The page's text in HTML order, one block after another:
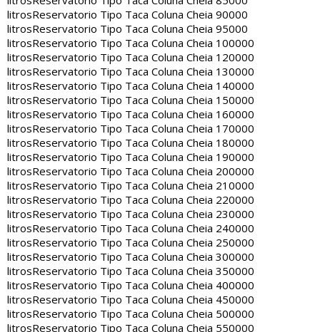
litrosReservatorio Tipo Taca Coluna Cheia 90000
litrosReservatorio Tipo Taca Coluna Cheia 95000
litrosReservatorio Tipo Taca Coluna Cheia 100000
litrosReservatorio Tipo Taca Coluna Cheia 120000
litrosReservatorio Tipo Taca Coluna Cheia 130000
litrosReservatorio Tipo Taca Coluna Cheia 140000
litrosReservatorio Tipo Taca Coluna Cheia 150000
litrosReservatorio Tipo Taca Coluna Cheia 160000
litrosReservatorio Tipo Taca Coluna Cheia 170000
litrosReservatorio Tipo Taca Coluna Cheia 180000
litrosReservatorio Tipo Taca Coluna Cheia 190000
litrosReservatorio Tipo Taca Coluna Cheia 200000
litrosReservatorio Tipo Taca Coluna Cheia 210000
litrosReservatorio Tipo Taca Coluna Cheia 220000
litrosReservatorio Tipo Taca Coluna Cheia 230000
litrosReservatorio Tipo Taca Coluna Cheia 240000
litrosReservatorio Tipo Taca Coluna Cheia 250000
litrosReservatorio Tipo Taca Coluna Cheia 300000
litrosReservatorio Tipo Taca Coluna Cheia 350000
litrosReservatorio Tipo Taca Coluna Cheia 400000
litrosReservatorio Tipo Taca Coluna Cheia 450000
litrosReservatorio Tipo Taca Coluna Cheia 500000
litrosReservatorio Tipo Taca Coluna Cheia 550000